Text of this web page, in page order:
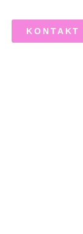
KONTAKT